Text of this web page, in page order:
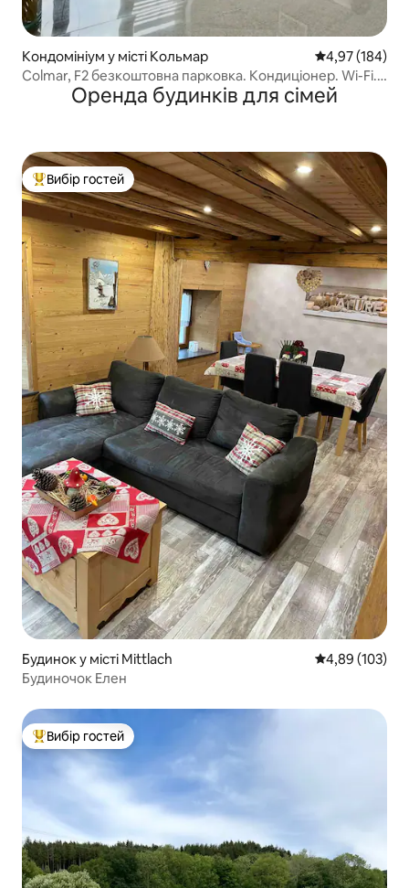
Кондомініум у місті Кольмар Середня
4,97 (184)
Colmar, F2 безкоштовна парковка. Кондиціонер. Wi-Fi.
classé***Оренда будинків для сімей
Топ вибір гостей
Вибір гостей
Будинок у місті Mittlach Середня
4,89 (103)
Будиночок Елен
Топ вибір гостей
Вибір гостей